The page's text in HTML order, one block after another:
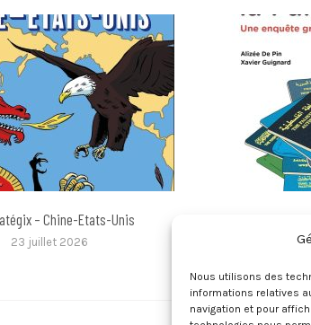
Nous utilisons des
informations relatives
navigation et pour
– Chine-Etats-Unis
23 juillet 2026
18